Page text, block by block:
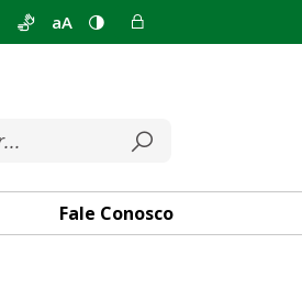
aA
Fale Conosco